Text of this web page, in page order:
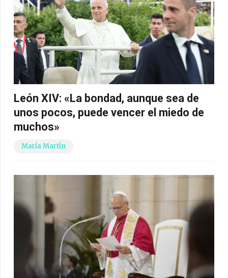
León XIV: «La bondad, aunque sea de
unos pocos, puede vencer el miedo de
muchos»
María Martín